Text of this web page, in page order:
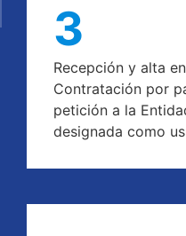
3
Recepción y alta
Contratación por
petición a la
designada como